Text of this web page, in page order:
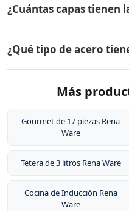
defectos de fabricación.
Ware están fabricados
18/10 de la más alta calidad.
¿Cuántas capas tienen
dos capas externas de
18/10, dos capas de
aluminio puro. Este
alimentos.
¿Qué tipo de acero
inoxidable quirúrgico 18/
sustancias tóxicas, no
es extremadamente
Más
Gourmet de 17 piezas Rena
Ware
Tetera de 3 litros Rena Ware
Cocina de Inducción Rena
Ware